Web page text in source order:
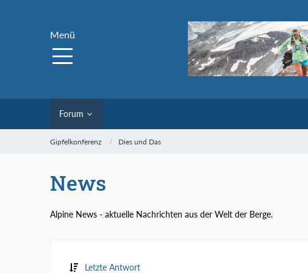
Menü
Forum
Gipfelkonferenz Dies und Das
News
Alpine News - aktuelle Nachrichten aus der Welt der Berge.
Letzte Antwort